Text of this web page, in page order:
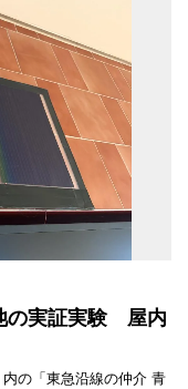
の実証実験 屋内
の「東急沿線の仲介 青